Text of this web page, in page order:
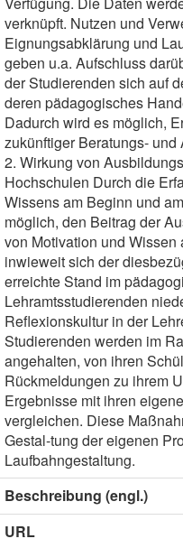
verknüpft. Nutzen und
Eignungsabklärung und
geben u.a. Aufschluss
der Studierenden sich auf
deren pädagogisches
Dadurch wird es möglich,
zukünftiger Beratungs-
2. Wirkung von
Hochschulen Durch die
Wissens am Beginn und
möglich, den Beitrag der
von Motivation und
inwieweit sich der
erreichte Stand im
Lehramtsstudierenden
Reflexionskultur in der
Studierenden werden im
angehalten, von ihren
Rückmeldungen zu ihrem
Ergebnisse mit ihren
vergleichen. Diese
Gestal-tung der eigenen
Laufbahngestaltung.
Beschreibung (engl.)
URL